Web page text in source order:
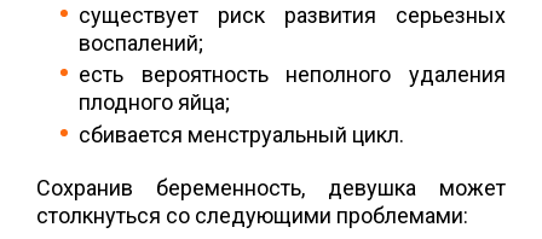
существует риск развития серьезных
воспалений;
есть вероятность неполного удаления
плодного яйца;
сбивается менструальный цикл.
Сохранив беременность, девушка может
столкнуться со следующими проблемами: